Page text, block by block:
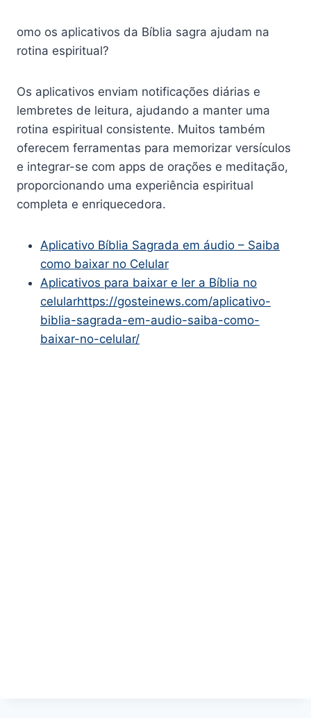
omo os aplicativos da Bíblia sagra ajudam na
rotina espiritual?
Os aplicativos enviam notificações diárias e
lembretes de leitura, ajudando a manter uma
rotina espiritual consistente. Muitos também
oferecem ferramentas para memorizar versículos
e integrar-se com apps de orações e meditação,
proporcionando uma experiência espiritual
completa e enriquecedora.
Aplicativo Bíblia Sagrada em áudio – Saiba
como baixar no Celular
Aplicativos para baixar e ler a Bíblia no
celularhttps://gosteinews.com/aplicativo-
biblia-sagrada-em-audio-saiba-como-
baixar-no-celular/